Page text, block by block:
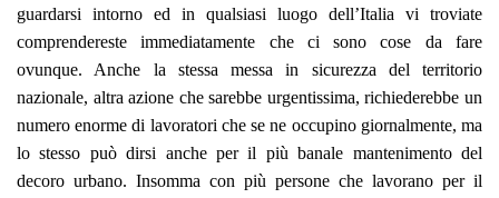
guardarsi intorno ed in qualsiasi luogo dell’Italia vi troviate
comprendereste immediatamente che ci sono cose da fare
ovunque. Anche la stessa messa in sicurezza del territorio
nazionale, altra azione che sarebbe urgentissima, richiederebbe un
numero enorme di lavoratori che se ne occupino giornalmente, ma
lo stesso può dirsi anche per il più banale mantenimento del
decoro urbano. Insomma con più persone che lavorano per il